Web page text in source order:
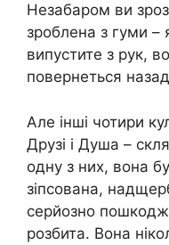
Незабаром ви
зроблена з гуми –
випустите з рук,
повернеться
Але інші чотири
Друзі і Душа –
одну з них, вона
зіпсована,
серйозно
розбита. Вона